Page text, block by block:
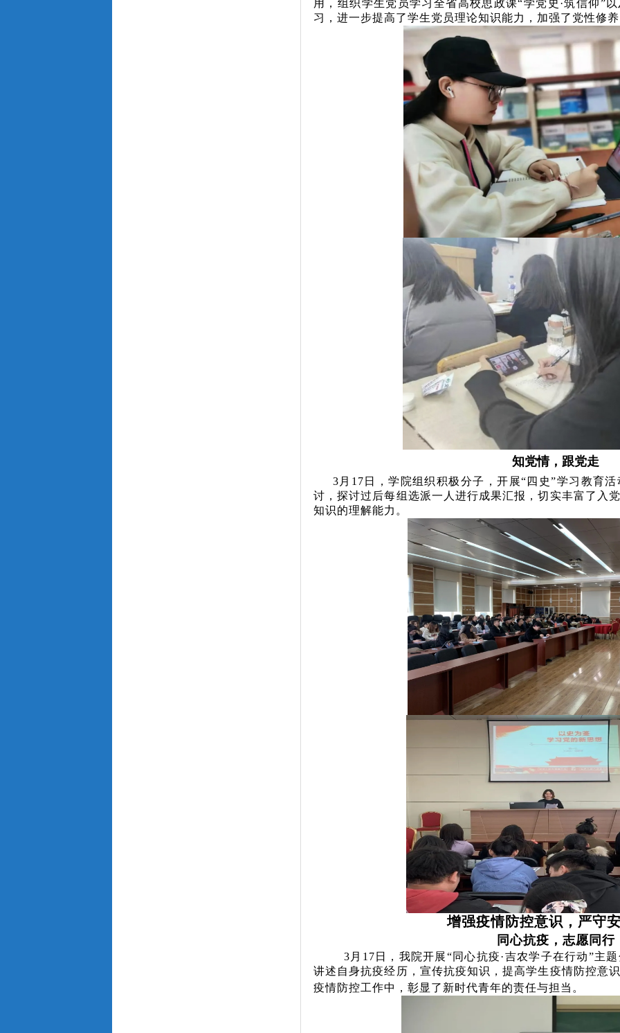
用，组织学生党员学习全省高校思政课“学党史·筑信仰”
习，进一步提高了学生党员理论知识能力，加强了党性修
知党情，跟党走
3 月 17 日，学院组织积极分子，开展“四史”学习教育
讨，探讨过后每组选派一人进行成果汇报，切实丰富了入
知识的理解能力。
增强疫情防控意识，严守
同心抗疫，志愿同行
3 月 17 日，我院开展“同心抗疫·吉农学子在行动”主
讲述自身抗疫经历，宣传抗疫知识，提高学生疫情防控意
疫情防控工作中，彰显了新时代青年的责任与担当。